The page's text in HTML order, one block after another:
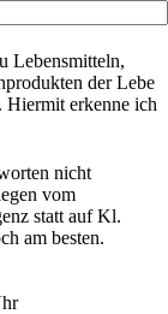
Lebensmitteln,
der Lebe
Hiermit erkenne ich
nicht
vom
statt auf Kl.
am besten.